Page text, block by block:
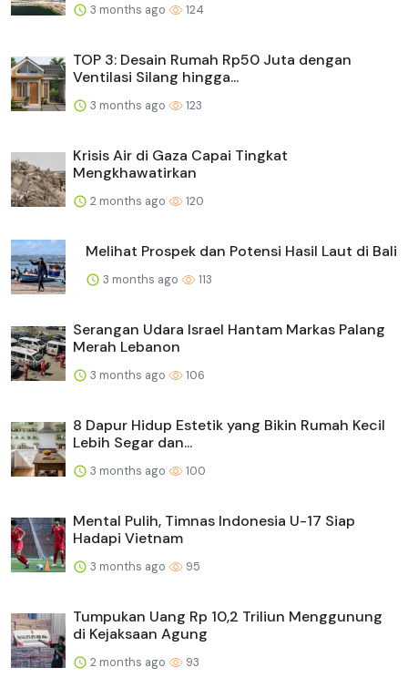
3 months ago 124
TOP 3: Desain Rumah Rp50 Juta dengan
Ventilasi Silang hingga...
3 months ago 123
Krisis Air di Gaza Capai Tingkat
Mengkhawatirkan
2 months ago 120
Melihat Prospek dan Potensi Hasil Laut di Bali
3 months ago 113
Serangan Udara Israel Hantam Markas Palang
Merah Lebanon
3 months ago 106
8 Dapur Hidup Estetik yang Bikin Rumah Kecil
Lebih Segar dan...
3 months ago 100
Mental Pulih, Timnas Indonesia U-17 Siap
Hadapi Vietnam
3 months ago 95
Tumpukan Uang Rp 10,2 Triliun Menggunung
di Kejaksaan Agung
2 months ago 93